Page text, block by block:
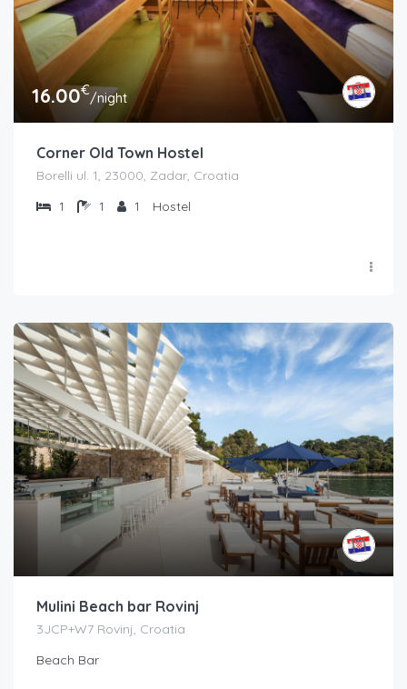
16.00€/night
Corner Old Town Hostel
Borelli ul. 1, 23000, Zadar, Croatia
1
1 1 Hostel
Mulini Beach bar Rovinj
3JCP+W7 Rovinj, Croatia
Beach Bar